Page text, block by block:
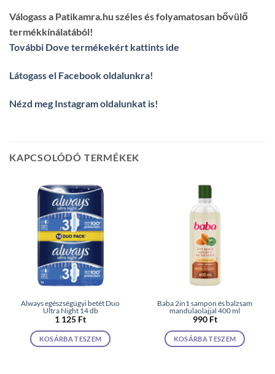
Válogass a Patikamra.hu széles és folyamatosan bővülő
termékkínálatából!
További Dove termékekért kattints ide
Látogass el Facebook oldalunkra!
Nézd meg Instagram oldalunkat is!
KAPCSOLÓDÓ TERMÉKEK
Always egészségügyi betét Duo
Ultra Night 14 db
1 125 Ft
KOSÁRBA TESZEM
Baba 2in1 sampon és balzsam
mandulaolajjal 400 ml
990 Ft
KOSÁRBA TESZEM